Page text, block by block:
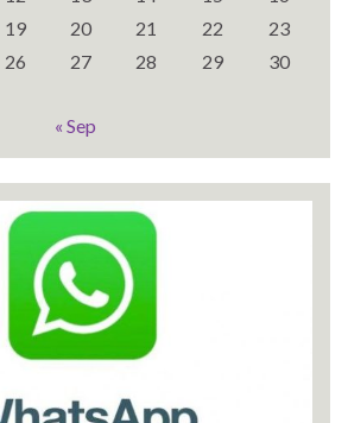
19 20 21 22
23
26 27 28 29
30
« Sep